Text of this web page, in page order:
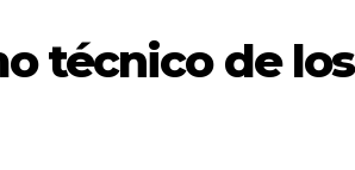
técnico de los